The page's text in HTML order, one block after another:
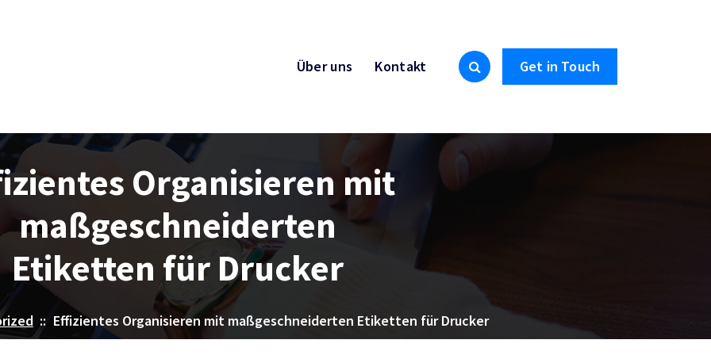
Über uns Kontakt Get in Touch
Organisieren mit
maßgeschneiderten
Etiketten für Drucker
:: Effizientes Organisieren mit maßgeschneiderten Etiketten für Drucker